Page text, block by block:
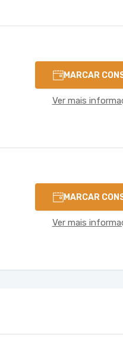
MARCAR
Ver mais
MARCAR
Ver mais